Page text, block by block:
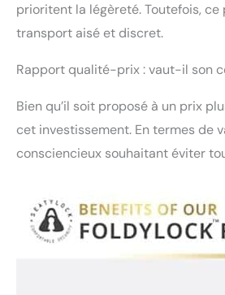
prioritent la légèreté. Toutefois,
transport aisé et discret.
Rapport qualité-prix : vaut-il son
Bien qu’il soit proposé à un prix
cet investissement. En termes de
consciencieux souhaitant éviter